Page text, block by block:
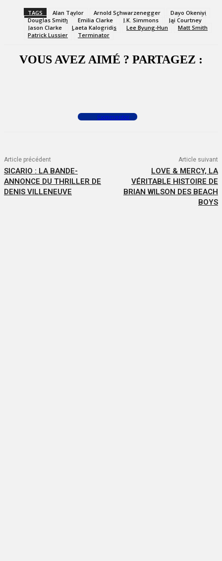
TAGS Alan Taylor Arnold Schwarzenegger
Dayo Okeniyi
Douglas Smith
Emilia Clarke J.K. Simmons
Jai Courtney
Jason Clarke
Laeta Kalogridis Lee Byung-Hun
Matt Smith
Patrick Lussier
Terminator
VOUS AVEZ AIMÉ ? PARTAGEZ :
Commenter
Article précédent
SICARIO : LA BANDE-
ANNONCE DU THRILLER DE
DENIS VILLENEUVE
Article suivant
LOVE & MERCY, LA
VÉRITABLE HISTOIRE DE
BRIAN WILSON DES BEACH
BOYS